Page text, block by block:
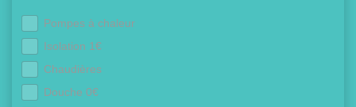
Pompes à chaleur
Isolation 1€
Chaudières
Douche 0€